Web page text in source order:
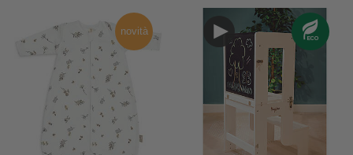
novità